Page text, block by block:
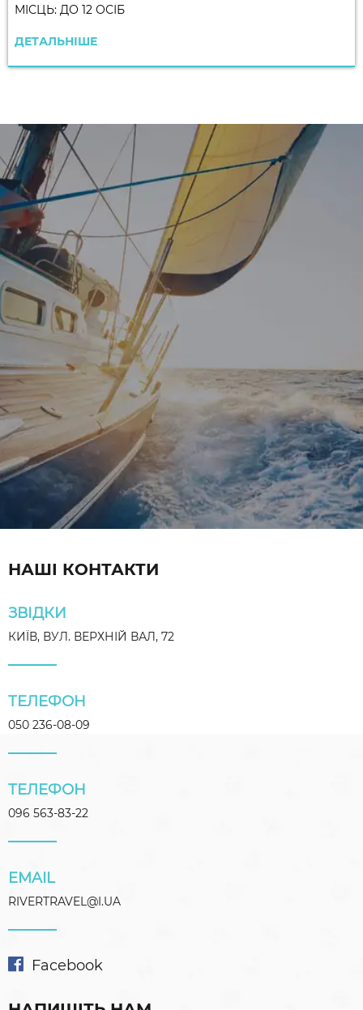
МІСЦЬ: ДО 12 ОСІБ
ДЕТАЛЬНІШЕ
НАШІ КОНТАКТИ
ЗВІДКИ
КИЇВ, ВУЛ. ВЕРХНІЙ ВАЛ, 72
ТЕЛЕФОН
050 236-08-09
ТЕЛЕФОН
096 563-83-22
EMAIL
RIVERTRAVEL@I.UA
Facebook